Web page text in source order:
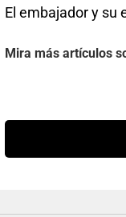
El embajador y su
Mira más artículos